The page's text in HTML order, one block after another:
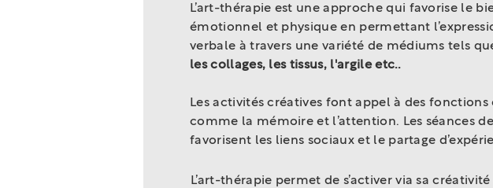
L’art-thérapie est une approche qui favorise le
émotionnel et physique en permettant
verbale à travers une variété de médiums tels
les collages, les tissus, l'argile etc..
Les activités créatives font appel à des fonctions
comme la mémoire et l’attention. Les séances
favorisent les liens sociaux et le partage
L’art-thérapie permet de s’activer via sa